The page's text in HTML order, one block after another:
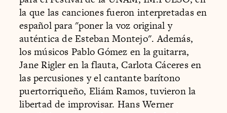
la que las canciones fueron interpretadas en
español para "poner la voz original y
auténtica de Esteban Montejo". Además,
los músicos Pablo Gómez en la guitarra,
Jane Rigler en la flauta, Carlota Cáceres en
las percusiones y el cantante barítono
puertorriqueño, Eliám Ramos, tuvieron la
libertad de improvisar. Hans Werner